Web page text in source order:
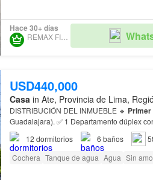
Hace 30+ días
REMAX FIDELITY
USD440,000
Casa in Ate, Provincia de Lima,
DISTRIBUCIÓN DEL INMUEBLE 🔹 Primer
Guadalajara). ✅ 1 Departamento dúplex
piso
12 dormitorios 6 baños
Cochera Tanque de agua Agua Sin